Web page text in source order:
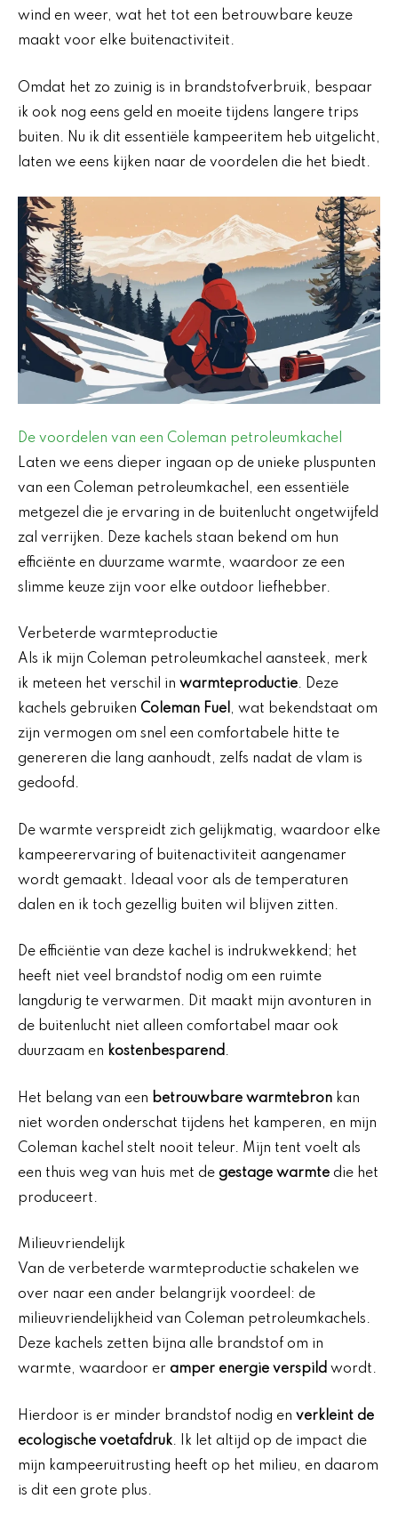
wind en weer, wat het tot een betrouwbare keuze
maakt voor elke buitenactiviteit.
Omdat het zo zuinig is in brandstofverbruik, bespaar
ik ook nog eens geld en moeite tijdens langere trips
buiten. Nu ik dit essentiële kampeeritem heb uitgelicht,
laten we eens kijken naar de voordelen die het biedt.
De voordelen van een Coleman petroleumkachel
Laten we eens dieper ingaan op de unieke pluspunten
van een Coleman petroleumkachel, een essentiële
metgezel die je ervaring in de buitenlucht ongetwijfeld
zal verrijken. Deze kachels staan bekend om hun
efficiënte en duurzame warmte, waardoor ze een
slimme keuze zijn voor elke outdoor liefhebber.
Verbeterde warmteproductie
Als ik mijn Coleman petroleumkachel aansteek, merk
ik meteen het verschil in warmteproductie. Deze
kachels gebruiken Coleman Fuel, wat bekendstaat om
zijn vermogen om snel een comfortabele hitte te
genereren die lang aanhoudt, zelfs nadat de vlam is
gedoofd.
De warmte verspreidt zich gelijkmatig, waardoor elke
kampeerervaring of buitenactiviteit aangenamer
wordt gemaakt. Ideaal voor als de temperaturen
dalen en ik toch gezellig buiten wil blijven zitten.
De efficiëntie van deze kachel is indrukwekkend; het
heeft niet veel brandstof nodig om een ruimte
langdurig te verwarmen. Dit maakt mijn avonturen in
de buitenlucht niet alleen comfortabel maar ook
duurzaam en kostenbesparend.
Het belang van een betrouwbare warmtebron kan
niet worden onderschat tijdens het kamperen, en mijn
Coleman kachel stelt nooit teleur. Mijn tent voelt als
een thuis weg van huis met de gestage warmte die het
produceert.
Milieuvriendelijk
Van de verbeterde warmteproductie schakelen we
over naar een ander belangrijk voordeel: de
milieuvriendelijkheid van Coleman petroleumkachels.
Deze kachels zetten bijna alle brandstof om in
warmte, waardoor er amper energie verspild wordt.
Hierdoor is er minder brandstof nodig en verkleint de
ecologische voetafdruk. Ik let altijd op de impact die
mijn kampeeruitrusting heeft op het milieu, en daarom
is dit een grote plus.